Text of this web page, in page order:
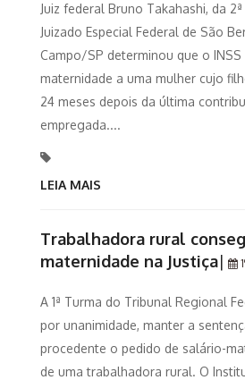
Juiz federal Bruno Takahashi, da
Juizado Especial Federal de São
Campo/SP determinou que o
maternidade a uma mulher cujo
24 meses depois da última
empregada....
LEIA MAIS
Trabalhadora rural
maternidade na Justiça|
A 1ª Turma do Tribunal Regional
por unanimidade, manter a
procedente o pedido de salário-
de uma trabalhadora rural. O